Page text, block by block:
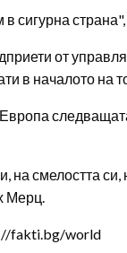
сигурна
от
в началото на
на смелостта
Мерц.
fakti.bg/world